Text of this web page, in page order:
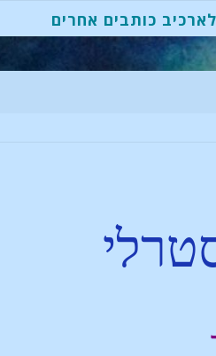
כותבים אחרים